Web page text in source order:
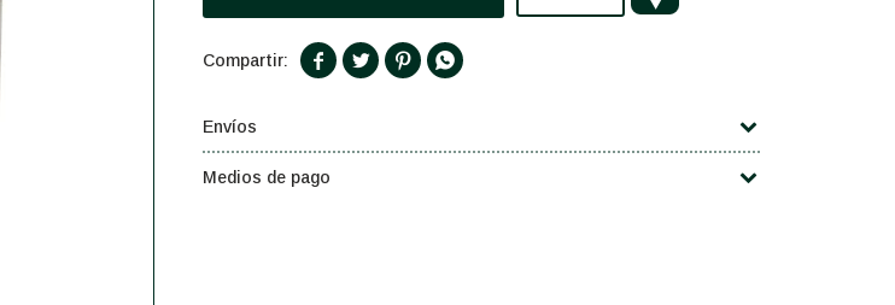
   
Envíos
Medios de pago